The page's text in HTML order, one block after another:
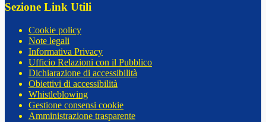
Sezione Link Utili
Cookie policy
Note legali
Informativa Privacy
Ufficio Relazioni con il Pubblico
Dichiarazione di accessibilità
Obiettivi di accessibilità
Whistleblowing
Gestione consensi cookie
Amministrazione trasparente